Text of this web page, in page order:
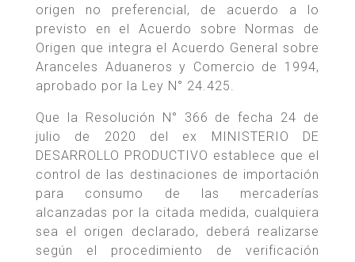
origen no preferencial, de acuerdo a lo
previsto en el Acuerdo sobre Normas de
Origen que integra el Acuerdo General sobre
Aranceles Aduaneros y Comercio de 1994,
aprobado por la Ley N° 24.425.
Que la Resolución N° 366 de fecha 24 de
julio de 2020 del ex MINISTERIO DE
DESARROLLO PRODUCTIVO establece que el
control de las destinaciones de importación
para consumo de las mercaderías
alcanzadas por la citada medida, cualquiera
sea el origen declarado, deberá realizarse
según el procedimiento de verificación